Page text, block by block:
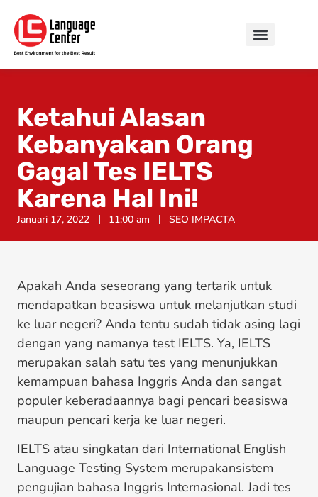
Ketahui Alasan
Kebanyakan Orang
Gagal Tes IELTS
Karena Hal Ini!
Januari 17, 2022 11:00 am SEO IMPACTA
Apakah Anda seseorang yang tertarik untuk
mendapatkan beasiswa untuk melanjutkan studi
ke luar negeri? Anda tentu sudah tidak asing lagi
dengan yang namanya test IELTS. Ya, IELTS
merupakan salah satu tes yang menunjukkan
kemampuan bahasa Inggris Anda dan sangat
populer keberadaannya bagi pencari beasiswa
maupun pencari kerja ke luar negeri.
IELTS atau singkatan dari International English
Language Testing System merupakansistem
pengujian bahasa Inggris Internasional. Jadi tes